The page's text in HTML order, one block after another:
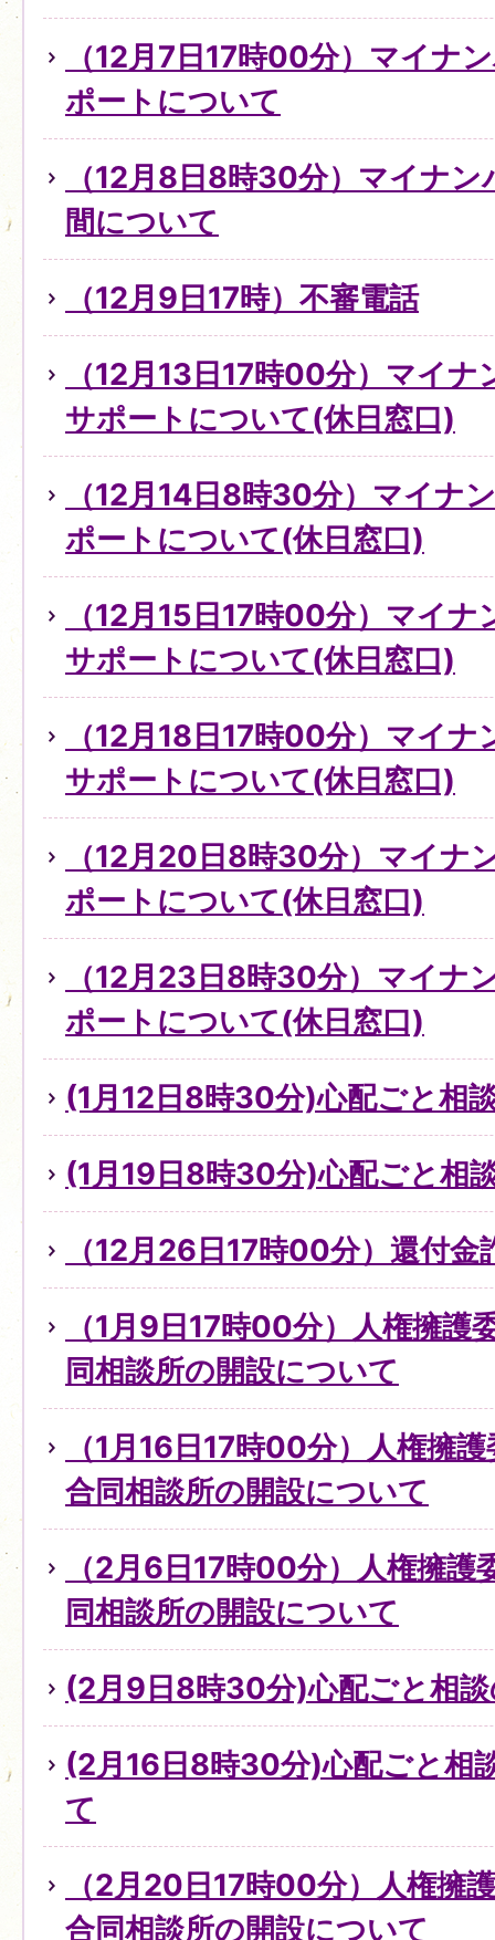
（12月7日17時00分）マイナ
ポートについて
（12月8日8時30分）マイナ
間について
（12月9日17時）不審電話
（12月13日17時00分）マイ
サポートについて(休日窓口)
（12月14日8時30分）マイナ
ポートについて(休日窓口)
（12月15日17時00分）マイ
サポートについて(休日窓口)
（12月18日17時00分）マイ
サポートについて(休日窓口)
（12月20日8時30分）マイナ
ポートについて(休日窓口)
（12月23日8時30分）マイナ
ポートについて(休日窓口)
(1月12日8時30分)心配ごと相
(1月19日8時30分)心配ごと相
（12月26日17時00分）還付金
（1月9日17時00分）人権擁護
同相談所の開設について
（1月16日17時00分）人権擁
合同相談所の開設について
（2月6日17時00分）人権擁護
同相談所の開設について
(2月9日8時30分)心配ごと相
(2月16日8時30分)心配ごと相
て
（2月20日17時00分）人権擁
合同相談所の開設について